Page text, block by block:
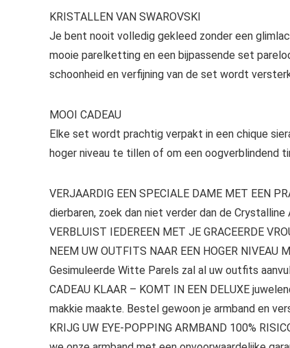
KRISTALLEN VAN SWAROVSKI
Je bent nooit volledig gekleed zonder een
mooie parelketting en een bijpassende set
schoonheid en verfijning van de set wordt
MOOI CADEAU
Elke set wordt prachtig verpakt in een chique
hoger niveau te tillen of om een oogverblindend
VERJAARDIG EEN SPECIALE DAME MET EEN
dierbaren, zoek dan niet verder dan de Crystalline
VERBLUIST IEDEREEN MET JE GRACEERDE
NEEM UW OUTFITS NAAR EEN HOGER
Gesimuleerde Witte Parels zal al uw outfits
CADEAU KLAAR – KOMT IN EEN DELUXE
makkie maakte. Bestel gewoon je armband en
KRIJG UW EYE-POPPING ARMBAND 100%